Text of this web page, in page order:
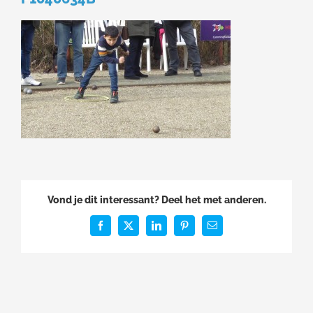
Vond je dit interessant? Deel het met anderen.
Facebook
X LinkedInPinterest
E-